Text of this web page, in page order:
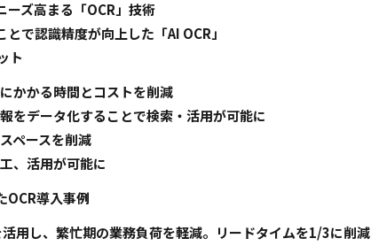
ーズ高まる「OCR」技術
で認識精度が向上した「AI OCR」
ト
かかる時間とコストを削減
をデータ化することで検索・活用が可能に
ペースを削減
、活用が可能に
OCR導入事例
用し、繁忙期の業務負荷を軽減。リードタイムを1/3に削減